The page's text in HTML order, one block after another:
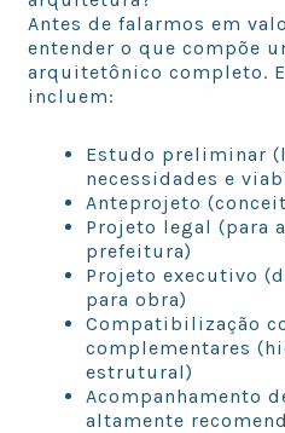
Antes de falarmos em
entender o que compõe
arquitetônico completo.
incluem:
Estudo preliminar
necessidades e
Anteprojeto
Projeto legal (para
prefeitura)
Projeto executivo
para obra)
Compatibilização
complementares
estrutural)
Acompanhamento
altamente